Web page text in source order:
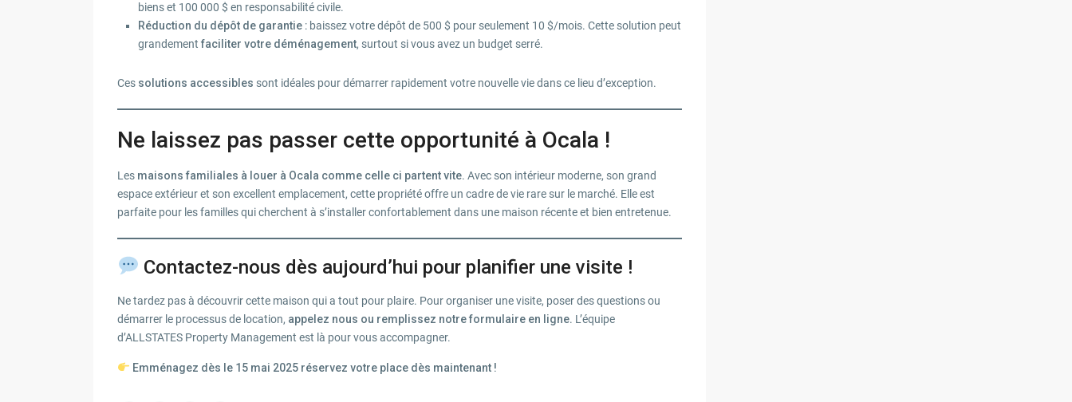
biens et 100 000 $ en responsabilité civile.
Réduction du dépôt de garantie : baissez votre dépôt de 500 $ pour seulement 10 $/mois. Cette solution peut
grandement faciliter votre déménagement, surtout si vous avez un budget serré.
Ces solutions accessibles sont idéales pour démarrer rapidement votre nouvelle vie dans ce lieu d’exception.
Ne laissez pas passer cette opportunité à Ocala !
Les maisons familiales à louer à Ocala comme celle ci partent vite. Avec son intérieur moderne, son grand
espace extérieur et son excellent emplacement, cette propriété offre un cadre de vie rare sur le marché. Elle est
parfaite pour les familles qui cherchent à s’installer confortablement dans une maison récente et bien entretenue.
Contactez-nous dès aujourd’hui pour planifier une visite !
Ne tardez pas à découvrir cette maison qui a tout pour plaire. Pour organiser une visite, poser des questions ou
démarrer le processus de location, appelez nous ou remplissez notre formulaire en ligne. L’équipe
d’ALLSTATES Property Management est là pour vous accompagner.
Emménagez dès le 15 mai 2025 réservez votre place dès maintenant !